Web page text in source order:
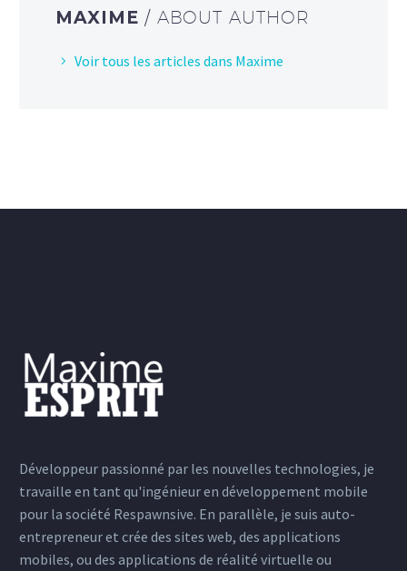
MAXIME / ABOUT AUTHOR
Voir tous les articles dans Maxime
Développeur passionné par les nouvelles technologies, je
travaille en tant qu'ingénieur en développement mobile
pour la société Respawnsive. En parallèle, je suis auto-
entrepreneur et crée des sites web, des applications
mobiles, ou des applications de réalité virtuelle ou